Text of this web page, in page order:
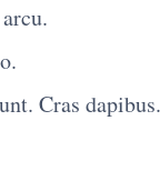
Cras